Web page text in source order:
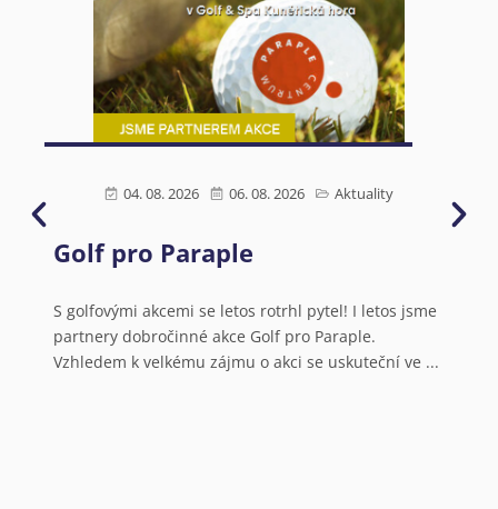
04. 08. 2026 06. 08. 2026 Aktuality
Golf pro Paraple
S golfovými akcemi se letos rotrhl pytel! I letos jsme
partnery dobročinné akce Golf pro Paraple.
Vzhledem k velkému zájmu o akci se uskuteční ve ...